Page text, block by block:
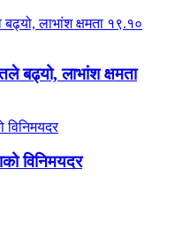
बढ्यो, लाभांश क्षमता
विनिमयदर